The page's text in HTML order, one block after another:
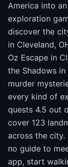
America into
exploration
discover the
in Cleveland,
Oz Escape in
the Shadows
murder
every kind of
quests 4.5 out
cover 123
across the
no guide to
app, start